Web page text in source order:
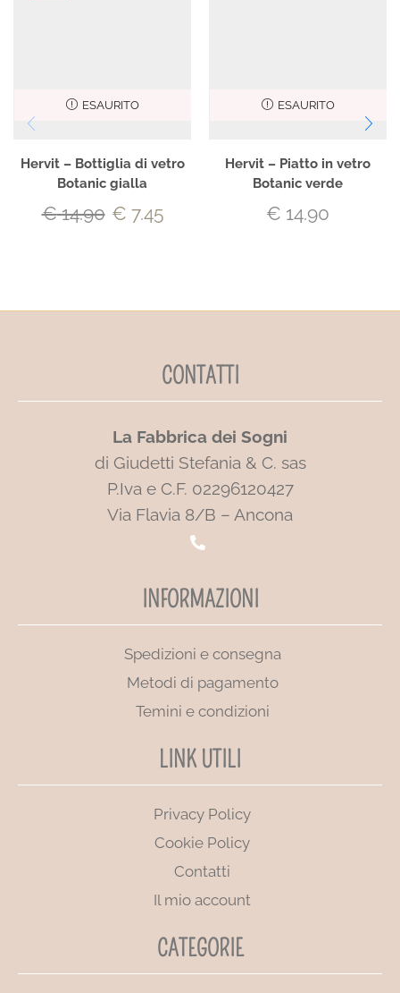
ESAURITO
Hervit – Bottiglia di vetro
Botanic gialla
€14.90 € 7.45
ESAURITO
Hervit – Piatto in vetro
Botanic verde
€ 14.90
CONTATTI
La Fabbrica dei Sogni
di Giudetti Stefania & C. sas
P.Iva e C.F. 02296120427
Via Flavia 8/B – Ancona
INFORMAZIONI
Spedizioni e consegna
Metodi di pagamento
Temini e condizioni
LINK UTILI
Privacy Policy
Cookie Policy
Contatti
Il mio account
CATEGORIE